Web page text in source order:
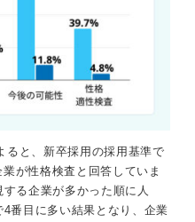
ると、新卒採用の採用基準で
が性格検査と回答していま
る企業が多かった順に人
番目に多い結果となり、企業